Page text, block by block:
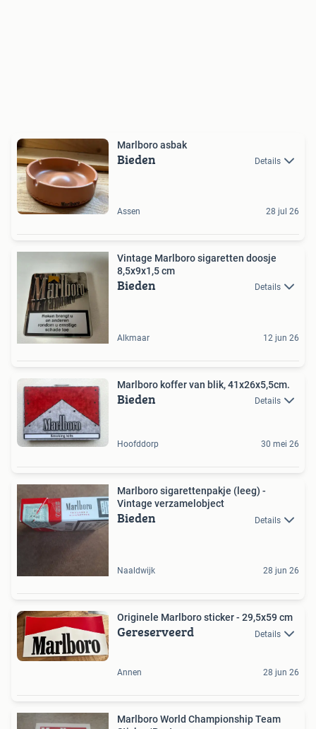
Marlboro asbak
Bieden Details
Assen 28 jul 26
Vintage Marlboro sigaretten doosje
8,5x9x1,5 cm
Bieden Details
Alkmaar 12 jun 26
Marlboro koffer van blik, 41x26x5,5cm.
Bieden Details
Hoofddorp 30 mei 26
Marlboro sigarettenpakje (leeg) -
Vintage verzamelobject
Bieden Details
Naaldwijk 28 jun 26
Originele Marlboro sticker - 29,5x59 cm
Gereserveerd Details
Annen 28 jun 26
Marlboro World Championship Team